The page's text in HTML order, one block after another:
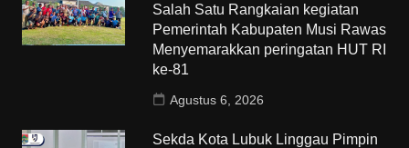
Salah Satu Rangkaian kegiatan
Pemerintah Kabupaten Musi Rawas
Menyemarakkan peringatan HUT RI
ke-81
Agustus 6, 2026
Sekda Kota Lubuk Linggau Pimpin